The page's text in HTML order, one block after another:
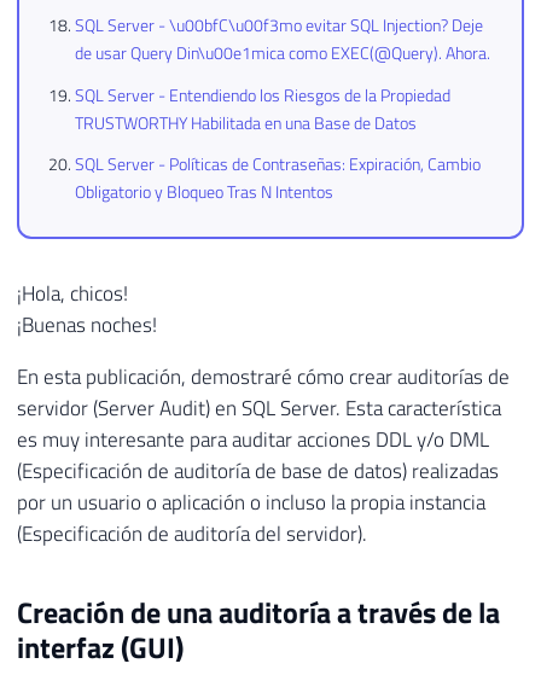
SQL Server - \u00bfC\u00f3mo evitar SQL Injection? Deje
de usar Query Din\u00e1mica como EXEC(@Query). Ahora.
SQL Server - Entendiendo los Riesgos de la Propiedad
TRUSTWORTHY Habilitada en una Base de Datos
SQL Server - Políticas de Contraseñas: Expiración, Cambio
Obligatorio y Bloqueo Tras N Intentos
¡Hola, chicos!
¡Buenas noches!
En esta publicación, demostraré cómo crear auditorías de
servidor (Server Audit) en SQL Server. Esta característica
es muy interesante para auditar acciones DDL y/o DML
(Especificación de auditoría de base de datos) realizadas
por un usuario o aplicación o incluso la propia instancia
(Especificación de auditoría del servidor).
Creación de una auditoría a través de la
interfaz (GUI)